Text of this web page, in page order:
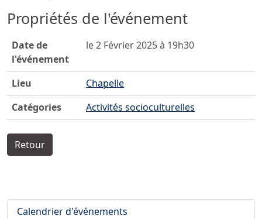
Propriétés de l'événement
Date de
l'événement
le 2 Février 2025 à 19h30
Lieu
Chapelle
Catégories
Activités socioculturelles
Retour
Calendrier d'événements